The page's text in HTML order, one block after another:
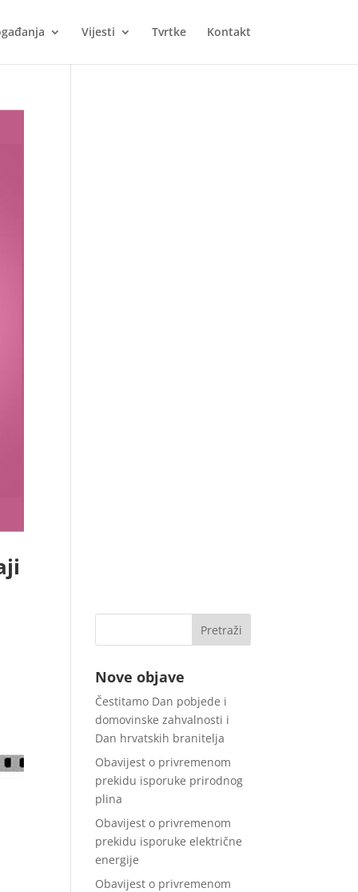
Vijesti Tvrtke Kontakt
Nove objave
Čestitamo Dan pobjede i
domovinske zahvalnosti i
Dan hrvatskih branitelja
Obavijest o privremenom
prekidu isporuke prirodnog
plina
Obavijest o privremenom
prekidu isporuke električne
energije
Obavijest o privremenom